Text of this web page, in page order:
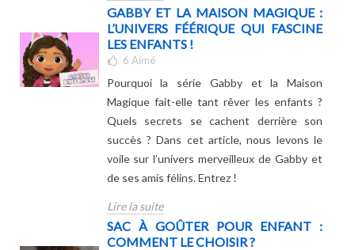
GABBY ET LA MAISON MAGIQUE :
L’UNIVERS FÉÉRIQUE QUI FASCINE
LES ENFANTS !
6 Aimé
Pourquoi la série Gabby et la Maison
Magique fait-elle tant rêver les enfants ?
Quels secrets se cachent derrière son
succès ? Dans cet article, nous levons le
voile sur l’univers merveilleux de Gabby et
de ses amis félins. Entrez !
Lire la suite
SAC À GOÛTER POUR ENFANT :
COMMENT LE CHOISIR ?